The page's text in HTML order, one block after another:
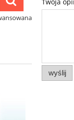
wyślij